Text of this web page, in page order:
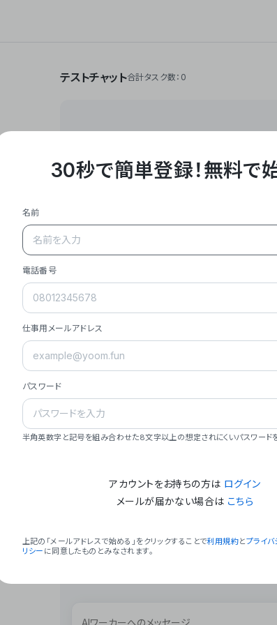
テストチャット合計タスク数：0
**Yoom株式会社は、ビジネスオート
API・RPA・OCRなどの技術をノーコ
作業やデスクワークを自動化するサ
- **主力プロダクト「Yoom」**:
メール対応、請求書処理、日報作成
- **実績**: 国内利用社数20,000社
- **強み**: すべての自動化技術を1
- **ミッション**: 「We Make Time
- **ビジョン**: 「Global Business
### 会社概要
30秒で簡単登録！無料で
名前
電話番号
仕事用メールアドレス
パスワード
半角英数字と記号を組み合わせた8文字以上の想定されにくいパスワードを
アカウントをお持ちの方は ログイン
メールが届かない場合は こちら
上記の「メールアドレスで始める」をクリックすることで利用規約とプライバ
リシー に同意したものとみなされます。